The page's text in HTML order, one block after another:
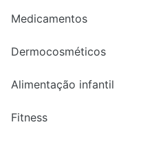
Medicamentos
Dermocosméticos
Alimentação infantil
Fitness